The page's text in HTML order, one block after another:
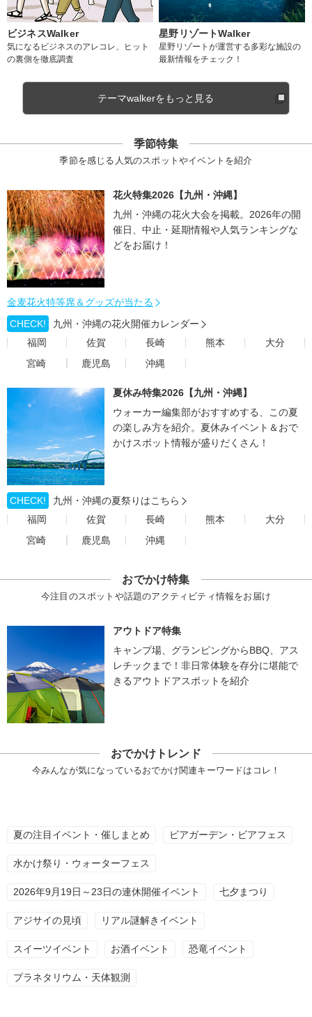
ビジネスWalker
気になるビジネスのアレコレ、ヒット
の裏側を徹底調査
星野リゾートWalker
星野リゾートが運営する多彩な施設の
最新情報をチェック！
テーマwalkerをもっと見る
季節特集
季節を感じる人気のスポットやイベントを紹介
花火特集2026【九州・沖縄】
九州・沖縄の花火大会を掲載。2026年の開
催日、中止・延期情報や人気ランキングな
どをお届け！
金麦花火特等席＆グッズが当たる
CHECK!
九州・沖縄の花火開催カレンダー
福岡
佐賀 長崎 熊本
大分
宮崎
鹿児島 沖縄
夏休み特集2026【九州・沖縄】
ウォーカー編集部がおすすめする、この夏
の楽しみ方を紹介。夏休みイベント＆おで
かけスポット情報が盛りだくさん！
CHECK!
九州・沖縄の夏祭りはこちら
福岡
佐賀 長崎 熊本
大分
宮崎
鹿児島 沖縄
おでかけ特集
今注目のスポットや話題のアクティビティ情報をお届け
アウトドア特集
キャンプ場、グランピングからBBQ、アス
レチックまで！非日常体験を存分に堪能で
きるアウトドアスポットを紹介
おでかけトレンド
今みんなが気になっているおでかけ関連キーワードはコレ！
夏の注目イベント・催しまとめ ビアガーデン・ビアフェス
水かけ祭り・ウォーターフェス
2026年9月19日～23日の連休開催イベント 七夕まつり
アジサイの見頃 リアル謎解きイベント
スイーツイベント お酒イベント 恐竜イベント
プラネタリウム・天体観測